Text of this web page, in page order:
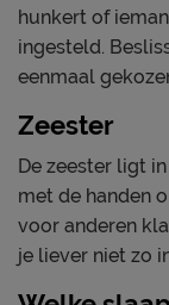
hunkert of
ingesteld.
eenmaal
Zeester
De zeester ligt
met de handen
voor anderen
je liever niet zo